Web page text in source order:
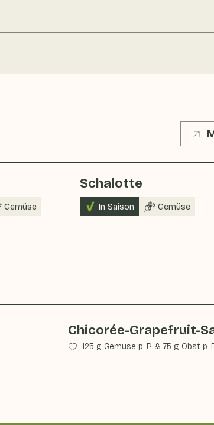
Gemüse
Schalotte
In Saison Gemüse
Chicorée-Grapefruit-
125 g Gemüse p. P. & 75 g Obst p.